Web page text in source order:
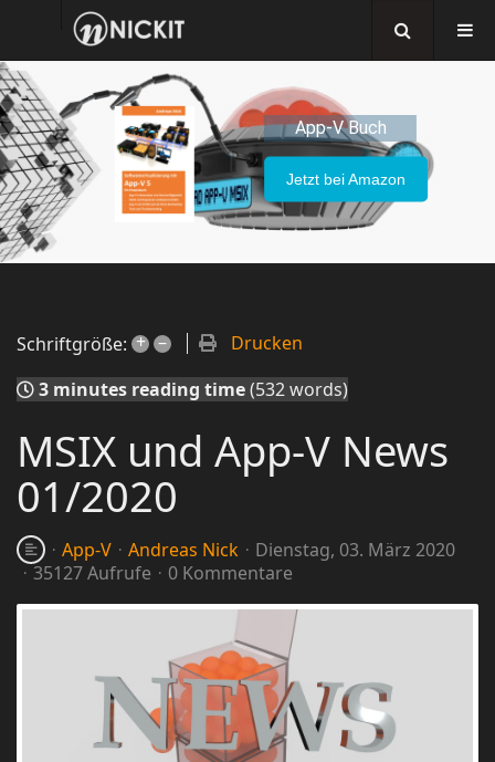
App-V Buch
Jetzt bei Amazon
Schriftgröße: + –
Drucken
3 minutes reading time(532 words)
MSIX und App-V News
01/2020
App-V Andreas Nick
Dienstag, 03. März 2020
35127 Aufrufe
0 Kommentare